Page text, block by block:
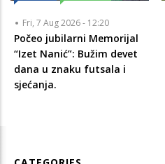
Fri, 7 Aug 2026 - 12:20
Počeo jubilarni Memorijal
“Izet Nanić”: Bužim devet
dana u znaku futsala i
sjećanja.